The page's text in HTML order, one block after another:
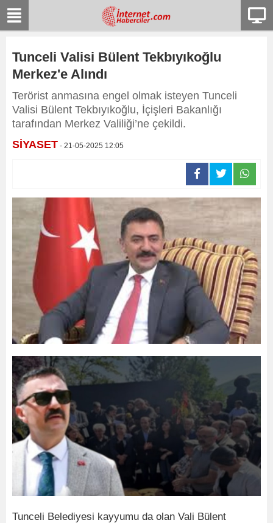
Tunceli Valisi Bülent Tekbıyıkoğlu
Merkez'e Alındı
Terörist anmasına engel olmak isteyen Tunceli
Valisi Bülent Tekbıyıkoğlu, İçişleri Bakanlığı
tarafından Merkez Valiliği’ne çekildi.
SİYASET - 21-05-2025 12:05
Tunceli Belediyesi kayyumu da olan Vali Bülent